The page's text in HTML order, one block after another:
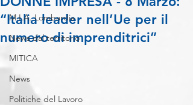
M.I.A. Lombardia
News dal territorio
MITICA
News
Politiche del Lavoro
“Italia leader nell’Ue per il
numero di imprenditrici”